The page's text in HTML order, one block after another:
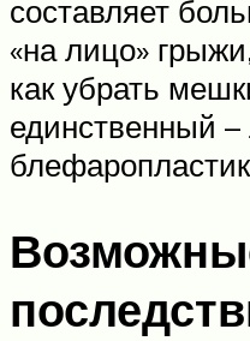
составляет
«на лицо»
как убрать
единственный –